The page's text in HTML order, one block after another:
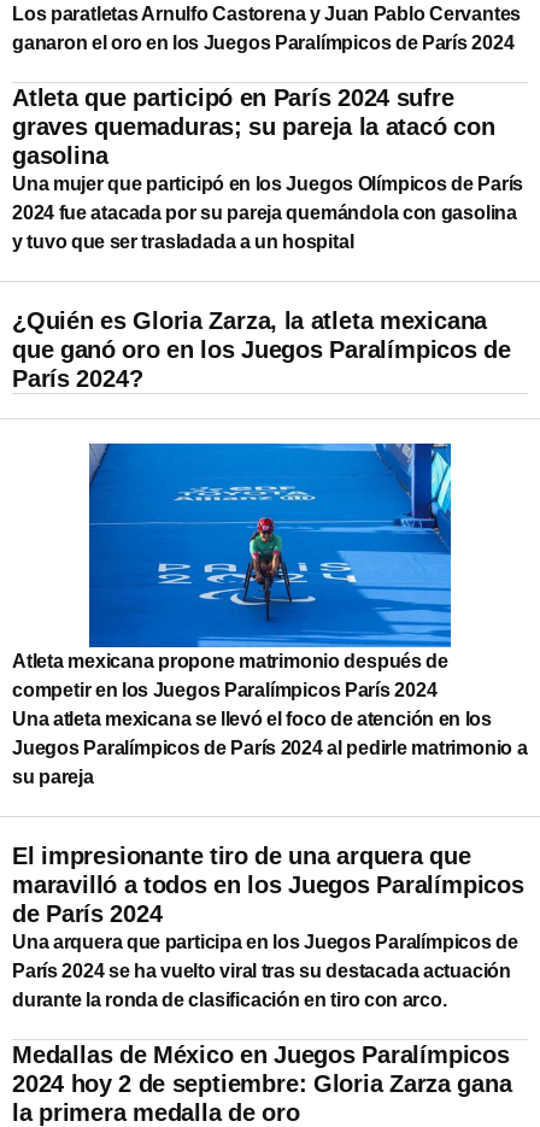
Los paratletas Arnulfo Castorena y Juan Pablo Cervantes
ganaron el oro en los Juegos Paralímpicos de París 2024
Atleta que participó en París 2024 sufre
graves quemaduras; su pareja la atacó con
gasolina
Una mujer que participó en los Juegos Olímpicos de París
2024 fue atacada por su pareja quemándola con gasolina
y tuvo que ser trasladada a un hospital
¿Quién es Gloria Zarza, la atleta mexicana
que ganó oro en los Juegos Paralímpicos de
París 2024?
Atleta mexicana propone matrimonio después de
competir en los Juegos Paralímpicos París 2024
Una atleta mexicana se llevó el foco de atención en los
Juegos Paralímpicos de París 2024 al pedirle matrimonio a
su pareja
El impresionante tiro de una arquera que
maravilló a todos en los Juegos Paralímpicos
de París 2024
Una arquera que participa en los Juegos Paralímpicos de
París 2024 se ha vuelto viral tras su destacada actuación
durante la ronda de clasificación en tiro con arco.
Medallas de México en Juegos Paralímpicos
2024 hoy 2 de septiembre: Gloria Zarza gana
la primera medalla de oro